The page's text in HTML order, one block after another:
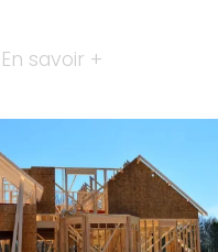
En savoir +